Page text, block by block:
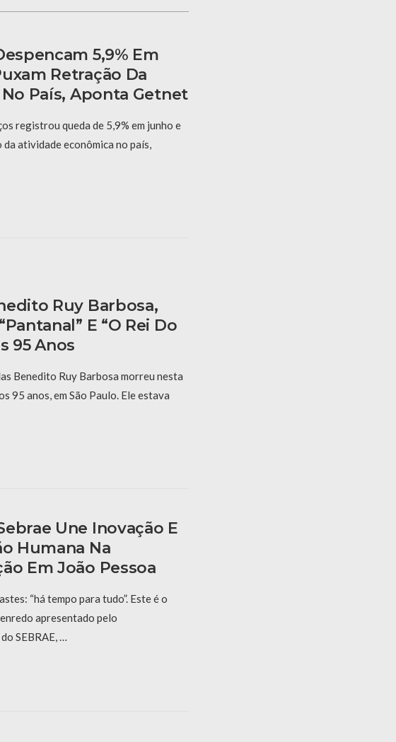
5,9% Em
Retração Da
País, Aponta Getnet
registrou queda de 5,9% em junho e
atividade econômica no país,
Ruy Barbosa,
E “O Rei Do
95 Anos
Benedito Ruy Barbosa morreu nesta
95 anos, em São Paulo. Ele estava
Une Inovação E
Humana Na
Em João Pessoa
“há tempo para tudo”. Este é o
apresentado pelo
SEBRAE, …